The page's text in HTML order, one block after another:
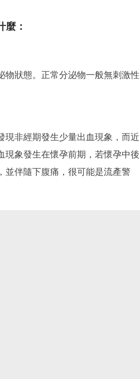
：
物狀態。正常分泌物一般無刺激性
現非經期發生少量出血現象，而近
現象發生在懷孕前期，若懷孕中後
並伴隨下腹痛，很可能是流產警